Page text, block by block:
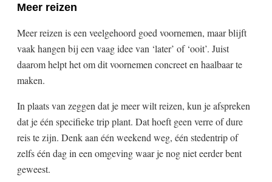
Meer reizen
Meer reizen is een veelgehoord goed voornemen, maar blijft
vaak hangen bij een vaag idee van ‘later’ of ‘ooit’. Juist
daarom helpt het om dit voornemen concreet en haalbaar te
maken.
In plaats van zeggen dat je meer wilt reizen, kun je afspreken
dat je één specifieke trip plant. Dat hoeft geen verre of dure
reis te zijn. Denk aan één weekend weg, één stedentrip of
zelfs één dag in een omgeving waar je nog niet eerder bent
geweest.